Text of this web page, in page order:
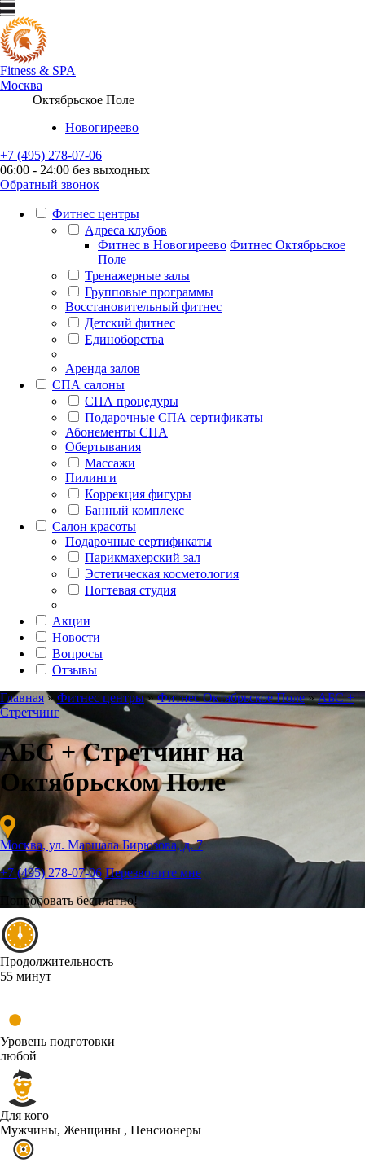
Fitness & SPA
Москва
Октябрьское Поле
Новогиреево
+7 (495) 278-07-06
06:00 - 24:00 без выходных
Обратный звонок
Фитнес центры
Адреса клубов
Фитнес в Новогиреево Фитнес Октябрьское
Поле
Тренажерные залы
Групповые программы
Восстановительный фитнес
Детский фитнес
Единоборства
Аренда залов
СПА салоны
СПА процедуры
Подарочные СПА сертификаты
Абонементы СПА
Обертывания
Массажи
Пилинги
Коррекция фигуры
Банный комплекс
Салон красоты
Подарочные сертификаты
Парикмахерский зал
Эстетическая косметология
Ногтевая студия
Акции
Новости
Вопросы
Отзывы
Главная »Фитнес центры »Фитнес Октябрьское Поле »АБС +
Стретчинг
АБС + Стретчинг на
Октябрьском Поле
Москва, ул. Маршала Бирюзова, д. 7
+7 (495) 278-07-06 Перезвоните мне
Попробовать бесплатно!
Продолжительность
55 минут
Уровень подготовки
любой
Для кого
Мужчины, Женщины , Пенсионеры